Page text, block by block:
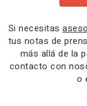
Si necesitas
tus notas de
más allá de la
contacto con
o